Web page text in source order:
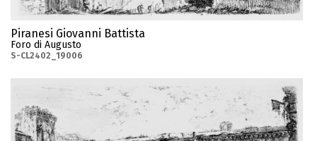
Piranesi Giovanni Battista
Foro di Augusto
S-CL2402_19006